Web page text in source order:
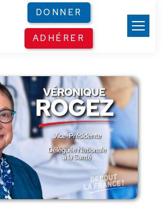
DONNER
ADHÉRER